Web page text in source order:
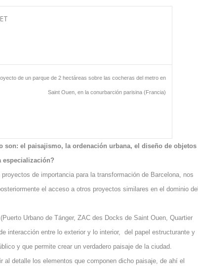
de un parque de 2 hectáreas sobre las cocheras del metro en
Saint Ouen, en la conurbarción parisina (Francia)
son: el paisajismo, la ordenación urbana, el diseño de objetos
especialización?
de importancia para la transformación de Barcelona, nos
el acceso a otros proyectos similares en el dominio del
Urbano de Tánger, ZAC des Docks de Saint Ouen, Quartier
interacción entre lo exterior y lo interior, del papel estructurante y
y que permite crear un verdadero paisaje de la ciudad.
detalle los elementos que componen dicho paisaje, de ahí el